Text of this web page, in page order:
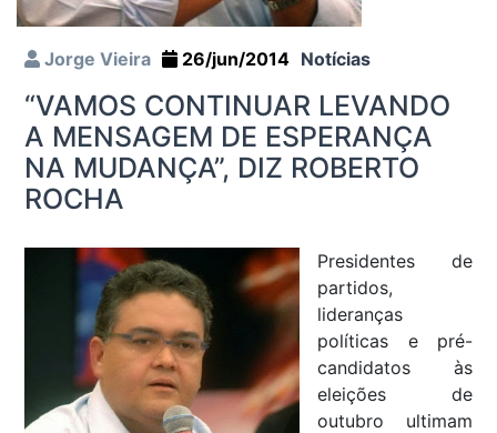
Jorge Vieira 26/jun/2014 Notícias
“VAMOS CONTINUAR LEVANDO
A MENSAGEM DE ESPERANÇA
NA MUDANÇA”, DIZ ROBERTO
ROCHA
Presidentes de
partidos,
lideranças
políticas e pré-
candidatos às
eleições de
outubro ultimam